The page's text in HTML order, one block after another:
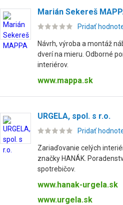
Marián Sekereš
Pridať
Návrh, výroba a montáž
dverí na mieru. Odborné
interiérov.
www.mappa.sk
URGELA, spol. s r.o.
Pridať
Zariaďovanie celých
značky HANÁK.
spotrebičov.
www.hanak-urgela.sk
www.urgela.sk